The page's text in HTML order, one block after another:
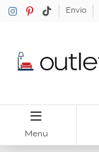
Envio
Menu